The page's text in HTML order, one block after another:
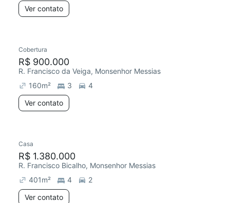
Ver contato
Cobertura
R$ 900.000
R. Francisco da Veiga, Monsenhor Messias
160m² 3
4
Ver contato
Casa
R$ 1.380.000
R. Francisco Bicalho, Monsenhor Messias
401m² 4
2
Ver contato